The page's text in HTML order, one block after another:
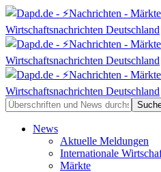
News
Aktuelle Meldungen
Internationale
Märkte